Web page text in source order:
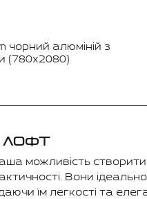
ЛОФТ
можливість створити
Вони
їм легкості та
чорний алюміній з
(780x2080)